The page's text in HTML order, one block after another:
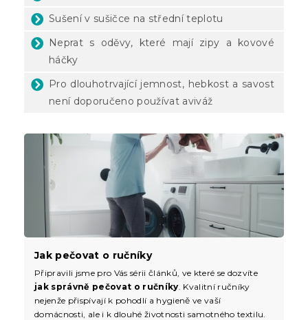
Sušení v sušičce na střední teplotu
Neprat s oděvy, které mají zipy a kovové
háčky
Pro dlouhotrvající jemnost, hebkost a savost
není doporučeno používat aviváž
Jak pečovat o ručníky
Připravili jsme pro Vás sérii článků, ve které se dozvíte
jak správně pečovat o ručníky . Kvalitní ručníky
nejenže přispívají k pohodlí a hygieně ve vaší
domácnosti, ale i k dlouhé životnosti samotného textilu.